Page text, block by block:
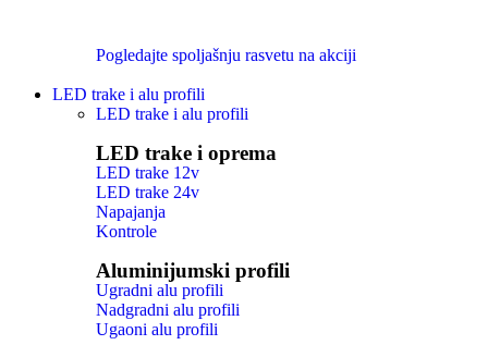
Pogledajte spoljašnju rasvetu na akciji
LED trake i alu profili
LED trake i alu profili
LED trake i oprema
LED trake 12v
LED trake 24v
Napajanja
Kontrole
Aluminijumski profili
Ugradni alu profili
Nadgradni alu profili
Ugaoni alu profili